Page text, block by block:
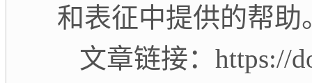
和表征中提供的帮助
文章链接： https://